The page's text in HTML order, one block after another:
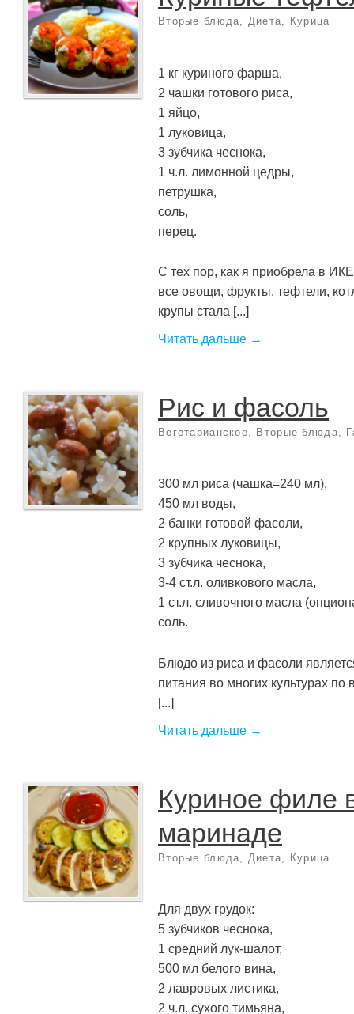
Вторые блюда, Диета, Курица
1 кг куриного фарша,
2 чашки готового риса,
1 яйцо,
1 луковица,
3 зубчика чеснока,
1 ч.л. лимонной цедры,
петрушка,
соль,
перец.
С тех пор, как я приобрела в
все овощи, фрукты, тефтели,
крупы стала [...]
Читать дальше →
Рис и фасоль
Вегетарианское, Вторые блюда,
300 мл риса (чашка=240 мл),
450 мл воды,
2 банки готовой фасоли,
2 крупных луковицы,
3 зубчика чеснока,
3-4 ст.л. оливкового масла,
1 ст.л. сливочного масла
соль.
Блюдо из риса и фасоли
питания во многих культурах по
[...]
Читать дальше →
Куриное филе
маринаде
Вторые блюда Диета Курица
Для двух грудок:
5 зубчиков чеснока,
1 средний лук-шалот,
500 мл белого вина,
2 лавровых листика,
2 ч.л. сухого тимьяна,